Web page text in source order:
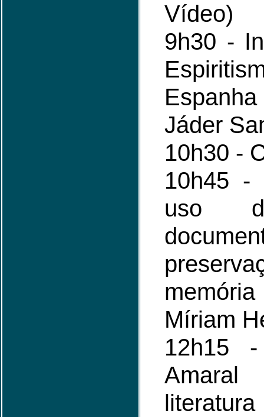
Vídeo)
9h30 -
Jáder
10h30 -
10h45 -
uso
Míriam
12h15